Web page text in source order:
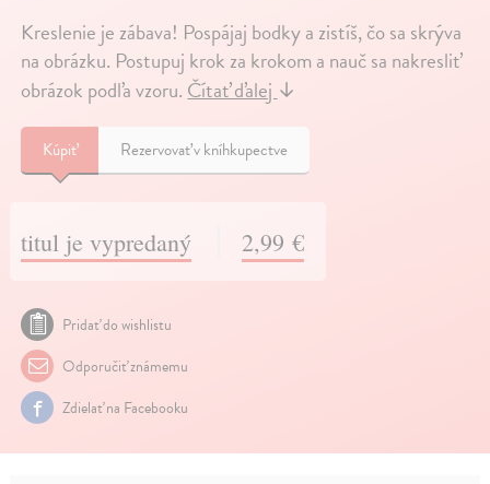
Kreslenie je zábava! Pospájaj bodky a zistíš, čo sa skrýva
na obrázku. Postupuj krok za krokom a nauč sa nakresliť
obrázok podľa vzoru.Čítať ďalej↓
Kúpiť Rezervovať v kníhkupectve
titul je vypredaný 2,99 €
Pridať do wishlistu
Odporučiť známemu
Zdielať na Facebooku